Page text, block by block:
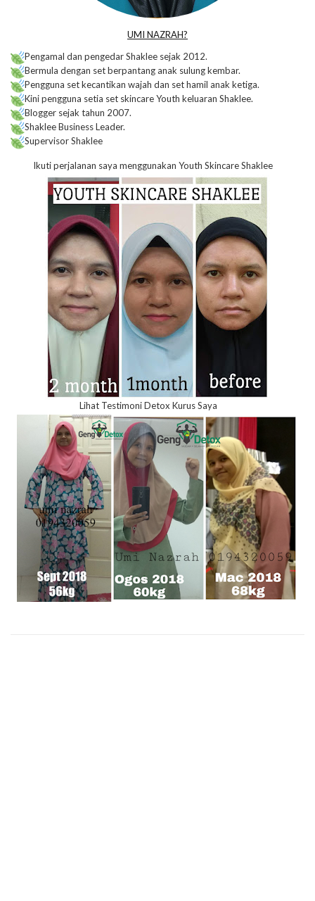
UMI NAZRAH?
Pengamal dan pengedar Shaklee sejak 2012.
Bermula dengan set berpantang anak sulung kembar.
Pengguna set kecantikan wajah dan set hamil anak ketiga.
Kini pengguna setia set skincare Youth keluaran Shaklee.
Blogger sejak tahun 2007.
Shaklee Business Leader.
Supervisor Shaklee
Ikuti perjalanan saya menggunakan Youth Skincare Shaklee
Lihat Testimoni Detox Kurus Saya